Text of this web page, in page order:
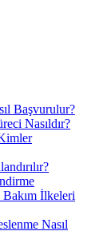
Başvurulur?
Nasıldır?
Bakım İlkeleri
Nasıl